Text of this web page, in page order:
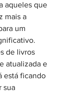
aqueles que
mais a
um
de livros
atualizada e
está ficando
sua